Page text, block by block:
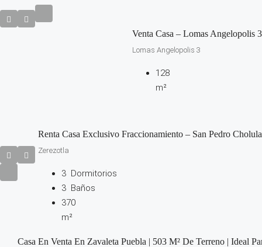
Venta Casa – Lomas Angelopolis 3
Lomas Angelopolis 3
128
m²
Renta Casa Exclusivo Fraccionamiento – San Pedro Cholula
Zerezotla
3 Dormitorios
3 Baños
370
m²
Casa En Venta En Zavaleta Puebla | 503 M² De Terreno | Ideal